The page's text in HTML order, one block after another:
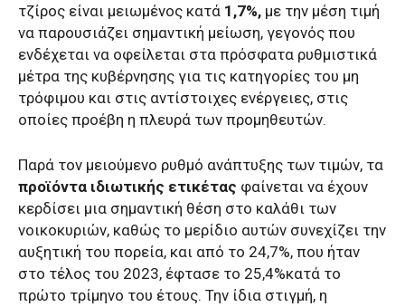
τζίρος είναι μειωμένος κατά 1,7%, με την μέση τιμή
να παρουσιάζει σημαντική μείωση, γεγονός που
ενδέχεται να οφείλεται στα πρόσφατα ρυθμιστικά
μέτρα της κυβέρνησης για τις κατηγορίες του μη
τρόφιμου και στις αντίστοιχες ενέργειες, στις
οποίες προέβη η πλευρά των προμηθευτών.
Παρά τον μειούμενο ρυθμό ανάπτυξης των τιμών, τα
προϊόντα ιδιωτικής ετικέτας φαίνεται να έχουν
κερδίσει μια σημαντική θέση στο καλάθι των
νοικοκυριών, καθώς το μερίδιο αυτών συνεχίζει την
αυξητική του πορεία, και από το 24,7%, που ήταν
στο τέλος του 2023, έφτασε το 25,4%κατά το
πρώτο τρίμηνο του έτους. Την ίδια στιγμή, η